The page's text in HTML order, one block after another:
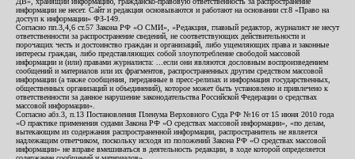
информации не несет. Сайт и редакция основываются и работают на основании ст.8 «Право на
доступ к информации» ФЗ-149.
Согласно пп.3,4,6 ст.57 Закона РФ «О СМИ», «Редакция, главный редактор, журналист не несут
ответственности за распространение сведений, не соответствующих действительности и
порочащих честь и достоинство граждан и организаций, либо ущемляющих права и законные
интересы граждан, либо представляющих собой злоупотребление свободой массовой
информации и (или) правами журналиста: ...если они являются дословным воспроизведением
сообщений и материалов или их фрагментов, распространенных другим средством массовой
информации (а также сообщения, переданные в пресс-релизах и информация государственных,
общественных организаций и объединений), которое может быть установлено и привлечено к
ответственности за данное нарушение законодательства Российской Федерации о средствах
массовой информации».
Согласно абз.3, п.13 Постановления Пленума Верховного Суда РФ №16 от 15 июня 2010 года
«О практике применения судами Закона РФ «О средствах массовой информации», «по делам,
вытекающим из содержания распространенной информации, распространитель не является
надлежащим ответчиком, поскольку исходя из положений Закона РФ «О средствах массовой
информации» не вправе вмешиваться в деятельность редакции, в ходе которой определяется